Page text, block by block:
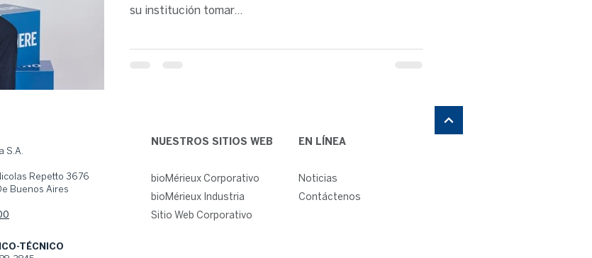
su institución tomar...
S.A.
Repetto 3676
Buenos Aires
TÉCNICO
NUESTROS SITIOS WEB
bioMérieux Corporativo
bioMérieux Industria
Sitio Web Corporativo
EN LÍNEA
Noticias
Contáctenos